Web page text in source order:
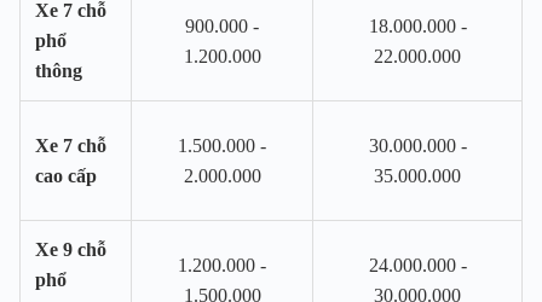
Xe 7 chỗ
phổ
thông
900.000 -
1.200.000
18.000.000 -
22.000.000
Xe 7 chỗ
cao cấp
1.500.000 -
2.000.000
30.000.000 -
35.000.000
Xe 9 chỗ
phổ
1.200.000 -
1.500.000
24.000.000 -
30.000.000